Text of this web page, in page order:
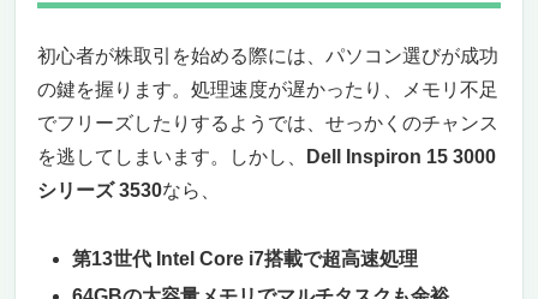
初心者が株取引を始める際には、パソコン選びが成功
の鍵を握ります。処理速度が遅かったり、メモリ不足
でフリーズしたりするようでは、せっかくのチャンス
を逃してしまいます。しかし、
Dell Inspiron 15 3000
シリーズ 3530なら、
第13世代 Intel Core i7搭載で超高速処理